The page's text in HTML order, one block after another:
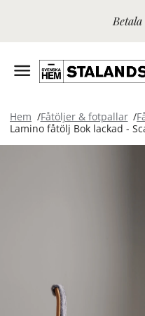
Hem Fåtöljer & fotpallar
Lamino fåtölj Bok lackad -